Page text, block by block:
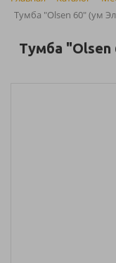
Тумба "Olsen 60" (ум
Тумба "Olsen